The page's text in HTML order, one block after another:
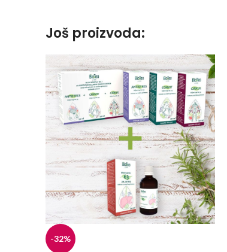
Još proizvoda:
-32%